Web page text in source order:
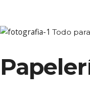
Todo